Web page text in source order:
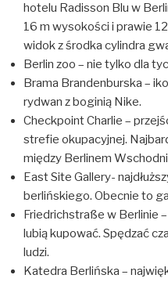
hotelu Radisson Blu w
16 m wysokości i prawie
widok z środka cylindra
Berlin zoo – nie tylko dla
Brama Brandenburska –
rydwan z boginią Nike.
Checkpoint Charlie –
strefie okupacyjnej.
między Berlinem
East Site Gallery-
berlińskiego. Obecnie to
Friedrichstraße w Berlinie
lubią kupować. Spędzać
ludzi.
Katedra Berlińska –